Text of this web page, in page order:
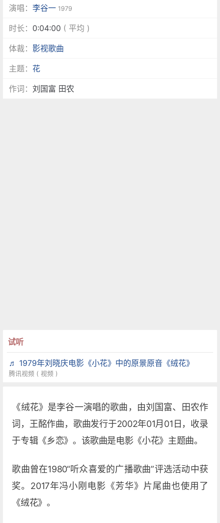
演唱：李谷一 1979
时长： 0:04:00 ( 平均 )
体裁： 影视歌曲
主题： 花
作词：刘国富 田农
试听
♬ 1979年刘晓庆电影《小花》中的原景原音《绒花》
腾讯视频 ( 视频 )
《绒花》是李谷一演唱的歌曲，由刘国富、田农作
词，王酩作曲，歌曲发行于2002年01月01日，收录
于专辑《乡恋》。该歌曲是电影《小花》主题曲。
歌曲曾在1980“听众喜爱的广播歌曲”评选活动中获
奖。2017年冯小刚电影《芳华》片尾曲也使用了
《绒花》。